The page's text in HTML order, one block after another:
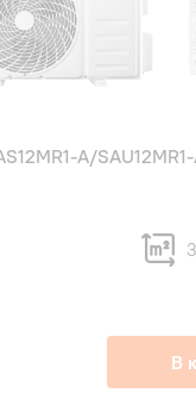
A/
В